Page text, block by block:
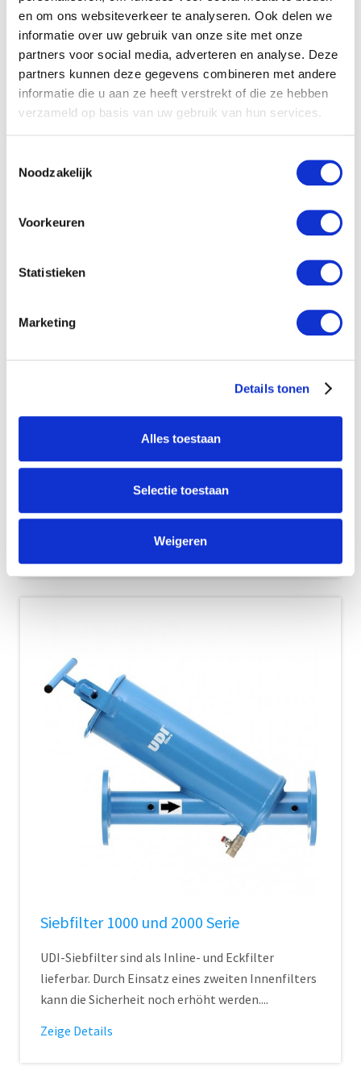
en om ons websiteverkeer te analyseren. Ook delen we
informatie over uw gebruik van onze site met onze
partners voor social media, adverteren en analyse. Deze
partners kunnen deze gegevens combineren met andere
informatie die u aan ze heeft verstrekt of die ze hebben
verzameld op basis van uw gebruik van hun services.
Noodzakelijk
Voorkeuren
Statistieken
Marketing
Details tonen
Alles toestaan
Selectie toestaan
Weigeren
Anlagen verwendet. Alle Schmutzpartikel ab einer
bestimmten Größe werden...
Zeige Details
UDI HandiMatic ist ein Siebfilter mit einfachem
Reinigungsmechanismus. Dieses Filter kann
während der Filterung gespült werden,...
Siebfilter 1000 und 2000 Serie
UDI-Siebfilter sind als Inline- und Eckfilter
lieferbar. Durch Einsatz eines zweiten Innenfilters
kann die Sicherheit noch erhöht werden....
Zeige Details